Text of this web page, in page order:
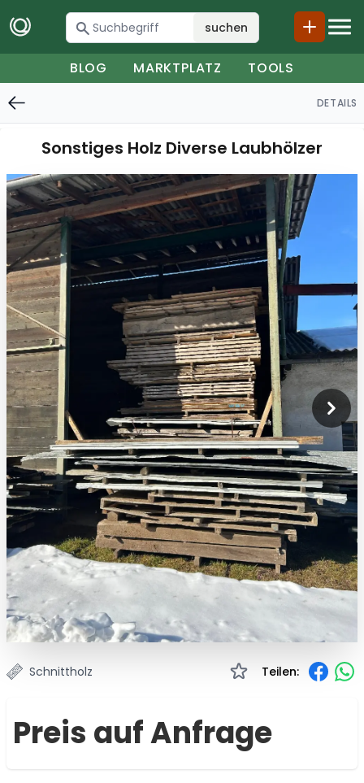
suchen
BLOG MARKTPLATZ TOOLS
DETAILS
Sonstiges Holz Diverse Laubhölzer
Schnittholz Teilen:
Preis auf Anfrage